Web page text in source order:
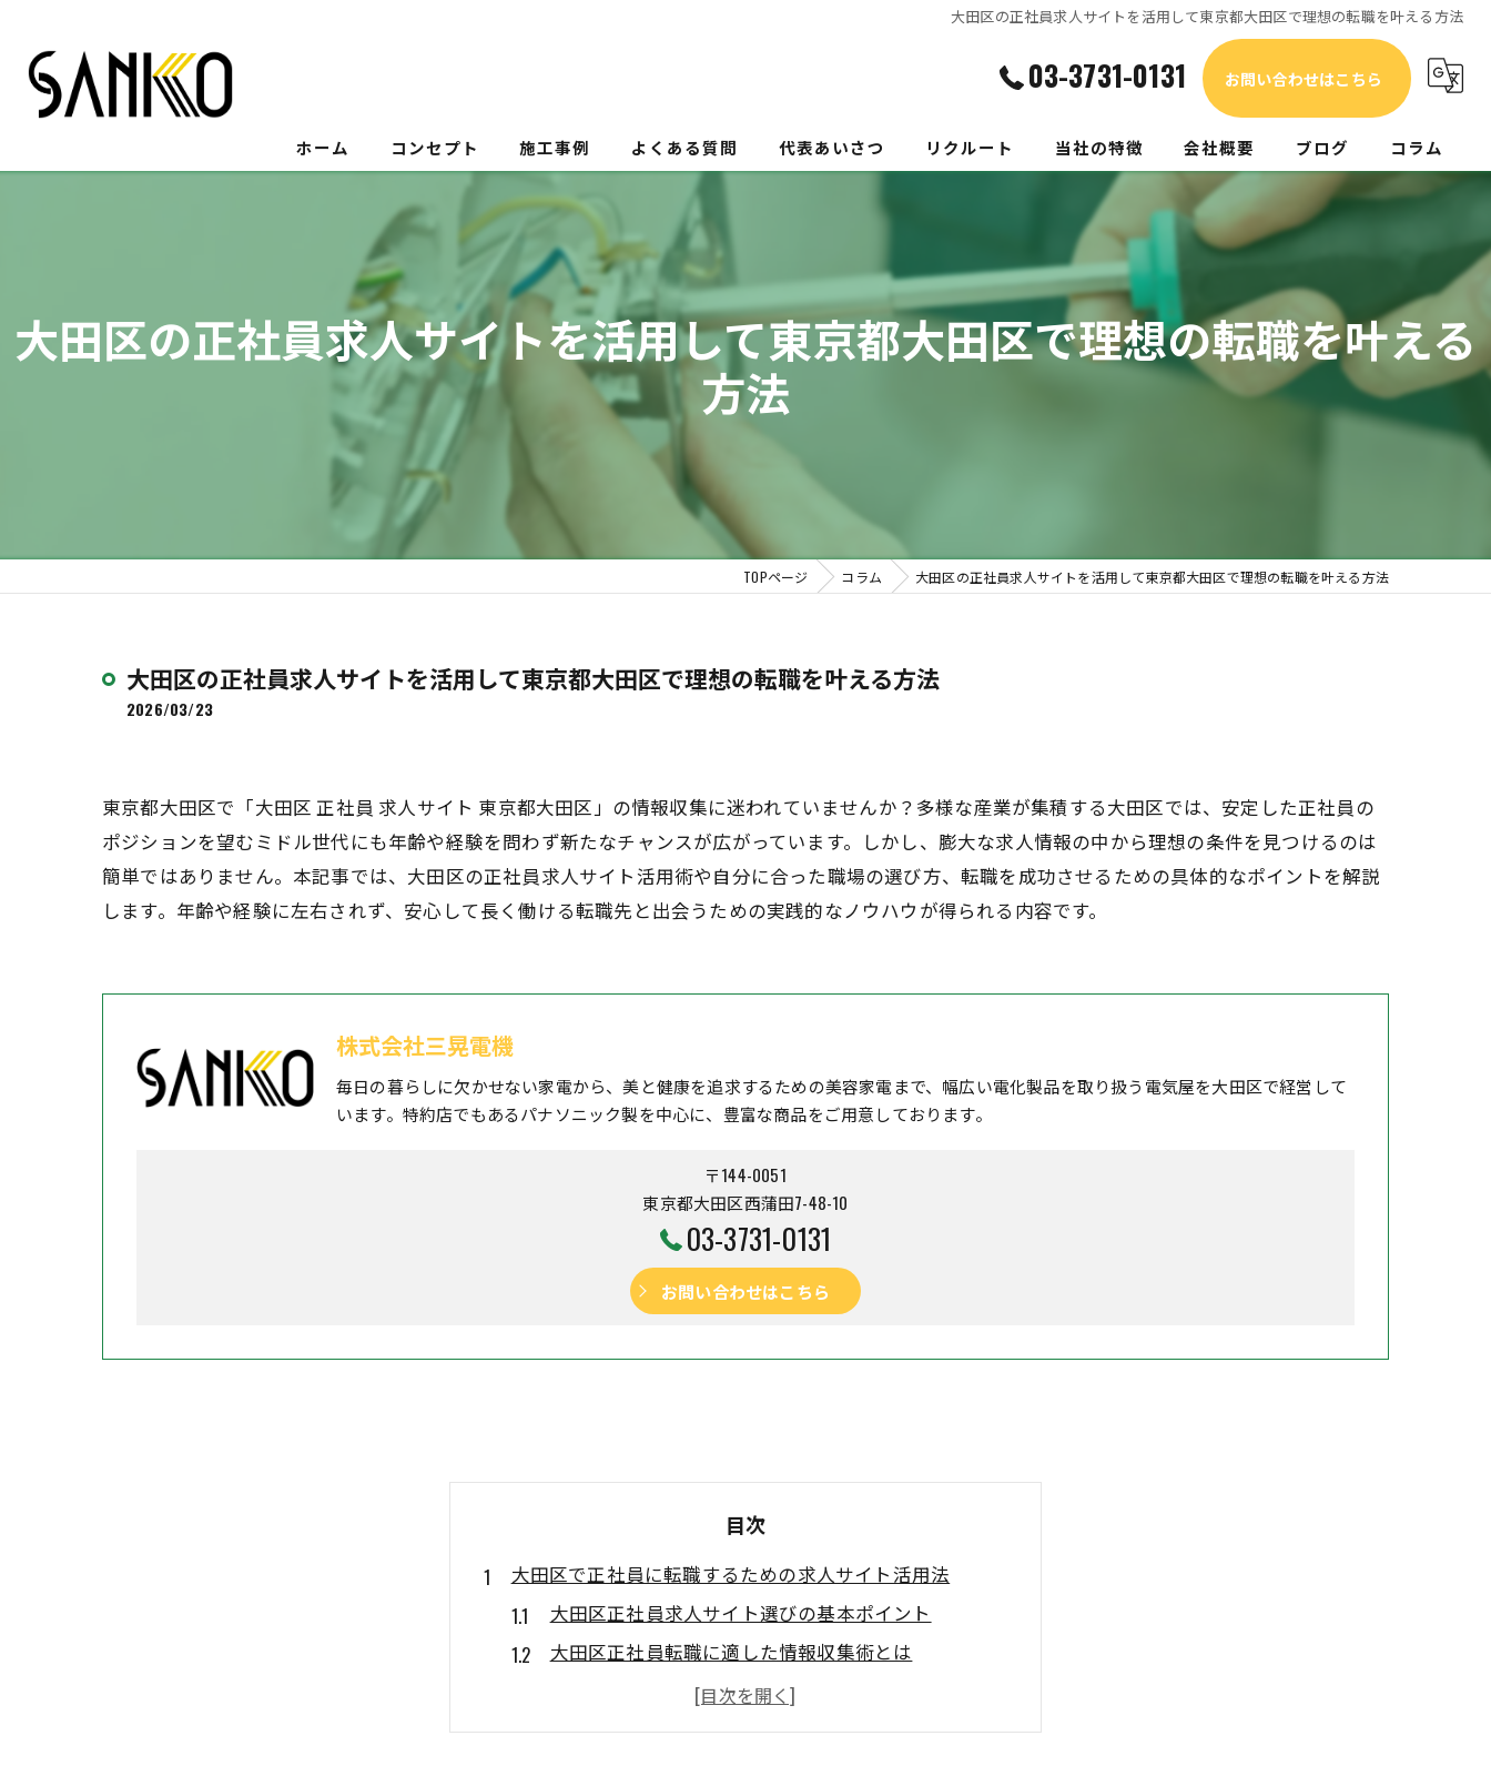
大田区の正社員求人サイトを活用して東京都大田区で理想の転職を叶える方法
03-3731-0131 お問い合わせはこちら
ホーム コンセプト 施工事例 よくある質問 代表あいさつ リクルート 当社の特徴
家電
電気工事
リフォーム
会社概要 ブログ コラム
大田区の正社員求人サイトを活用して東京都大田区で理想の転職を叶える
方法
TOPページ コラム 大田区の正社員求人サイトを活用して東京都大田区で理想の転職を叶える方法
大田区の正社員求人サイトを活用して東京都大田区で理想の転職を叶える方法
2026/03/23
東京都大田区で「大田区 正社員 求人サイト 東京都大田区」の情報収集に迷われていませんか？多様な産業が集積する大田区では、安定した正社員の
ポジションを望むミドル世代にも年齢や経験を問わず新たなチャンスが広がっています。しかし、膨大な求人情報の中から理想の条件を見つけるのは
簡単ではありません。本記事では、大田区の正社員求人サイト活用術や自分に合った職場の選び方、転職を成功させるための具体的なポイントを解説
します。年齢や経験に左右されず、安心して長く働ける転職先と出会うための実践的なノウハウが得られる内容です。
株式会社三晃電機
毎日の暮らしに欠かせない家電から、美と健康を追求するための美容家電まで、幅広い電化製品を取り扱う電気屋を大田区で経営して
います。特約店でもあるパナソニック製を中心に、豊富な商品をご用意しております。
〒144-0051
東京都大田区西蒲田7-48-10
03-3731-0131
お問い合わせはこちら
目次
大田区で正社員に転職するための求人サイト活用法
大田区正社員求人サイト選びの基本ポイント
大田区正社員転職に適した情報収集術とは
大田区正社員求人サイト活用で見逃せない機能
大田区正社員求人の検索条件を賢く使う方法